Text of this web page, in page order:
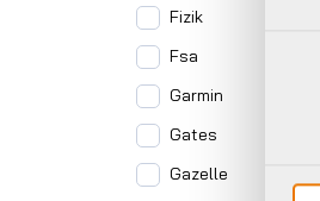
Fizik
Fsa
Garmin
Gates
Gazelle